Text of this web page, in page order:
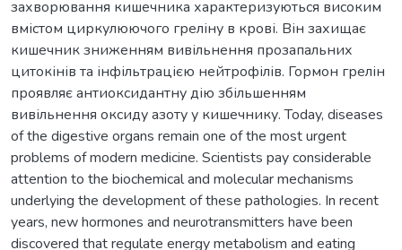
захворювання кишечника характеризуються високим
вмістом циркулюючого греліну в крові. Він захищає
кишечник зниженням вивільнення прозапальних
цитокінів та інфільтрацією нейтрофілів. Гормон грелін
проявляє антиоксидантну дію збільшенням
вивільнення оксиду азоту у кишечнику. Today, diseases
of the digestive organs remain one of the most urgent
problems of modern medicine. Scientists pay considerable
attention to the biochemical and molecular mechanisms
underlying the development of these pathologies. In recent
years, new hormones and neurotransmitters have been
discovered that regulate energy metabolism and eating